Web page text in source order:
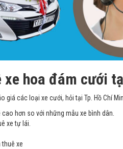
xe hoa đám cưới
giá các loại xe cưới, hỏi tại Tp. Hồ Chí
hơn so với những mẫu xe bình dân.
xe tự lái.
thuê xe